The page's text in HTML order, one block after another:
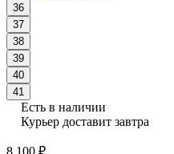
36
37
38
39
40
41
Есть в наличии
Курьер доставит завтра
8 100 ₽